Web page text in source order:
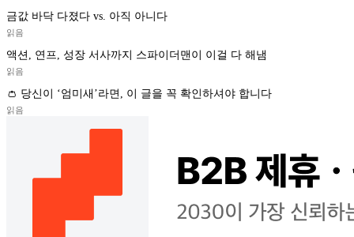
금값 바닥 다졌다 vs. 아직 아니다
읽음
액션, 연프, 성장 서사까지 스파이더맨이 이걸 다 해냄
읽음
👛 당신이 ‘엄미새’라면, 이 글을 꼭 확인하셔야 합니다
읽음